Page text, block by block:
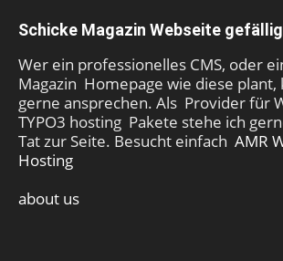
Schicke Magazin Webseite
Wer ein professionelles CMS, oder
Magazin Homepage wie diese plant,
gerne ansprechen. Als Provider für
TYPO3 hosting Pakete stehe ich
Tat zur Seite. Besucht einfach AMR
Hosting
about us